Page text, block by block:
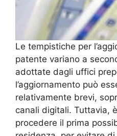
Le tempistiche per
patente variano a
adottate dagli uffici
l’aggiornamento può
relativamente brevi,
canali digitali. Tuttavia,
procedere il prima